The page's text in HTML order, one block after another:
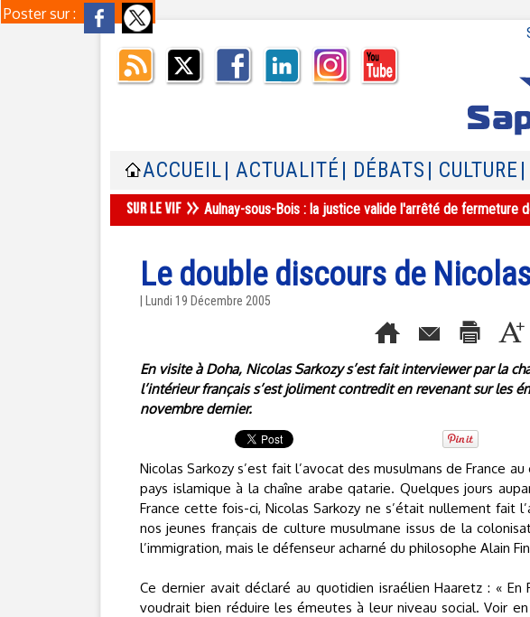
Poster sur :
ACCUEIL | ACTUALITÉ | DÉBATS | CULTURE
Aulnay-sous-Bois : la justice valide l'arrêté de fermeture
Le double discours de
| Lundi 19 Décembre 2005
En visite à Doha, Nicolas Sarkozy s’est fait interviewer par la
l’intérieur français s’est joliment contredit en revenant sur les
novembre dernier.
Nicolas Sarkozy s’est fait l’avocat des musulmans de France au
pays islamique à la chaîne arabe qatarie. Quelques jours
France cette fois-ci, Nicolas Sarkozy ne s’était nullement fait
nos jeunes français de culture musulmane issus de la
l’immigration, mais le défenseur acharné du philosophe Alain
Ce dernier avait déclaré au quotidien israélien Haaretz : « En
voudrait bien réduire les émeutes à leur niveau social. Voir